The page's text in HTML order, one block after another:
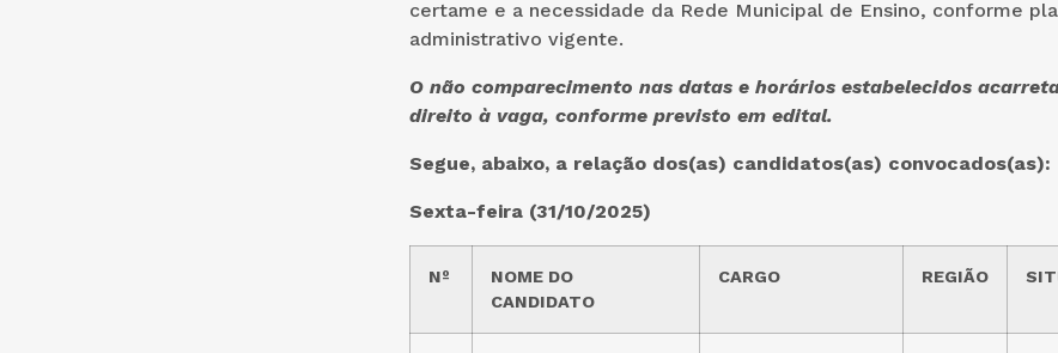
certame e a necessidade da Rede Municipal de Ensino, conforme
administrativo vigente.
O não comparecimento nas datas e horários estabelecidos
direito à vaga, conforme previsto em edital.
Segue, abaixo, a relação dos(as) candidatos(as) convocados(as):
Sexta-feira (31/10/2025)
Nº
NOME DO
CANDIDATO
CARGO REGIÃO